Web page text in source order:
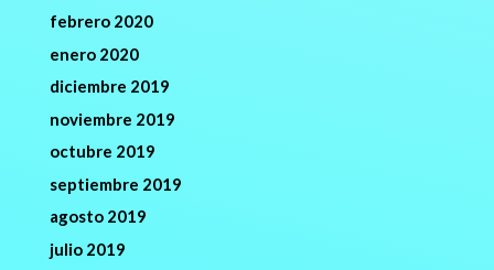
febrero 2020
enero 2020
diciembre 2019
noviembre 2019
octubre 2019
septiembre 2019
agosto 2019
julio 2019